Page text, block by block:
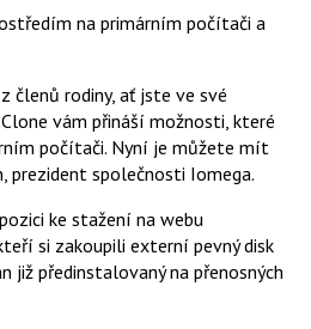
o
na primárním počítači a
členů rodiny, ať jste ve své
vám přináší možnosti, které
počítači. Nyní je můžete mít
prezident společnosti Iomega.
ke stažení na webu
si zakoupili externí pevný disk
předinstalovaný na přenosných